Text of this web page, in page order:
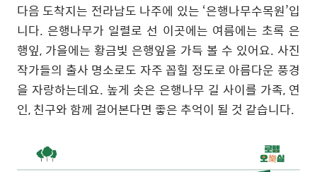
다음 도착지는 전라남도 나주에 있는 ‘은행나무수목원’입
니다.은행나무가 일렬로 선 이곳에는 여름에는 초록 은
행잎, 가을에는 황금빛 은행잎을 가득 볼 수 있어요. 사진
작가들의 출사 명소로도 자주 꼽힐 정도로 아름다운 풍경
을 자랑하는데요. 높게 솟은 은행나무 길 사이를 가족, 연
인,친구와 함께 걸어본다면 좋은 추억이 될 것 같습니다.